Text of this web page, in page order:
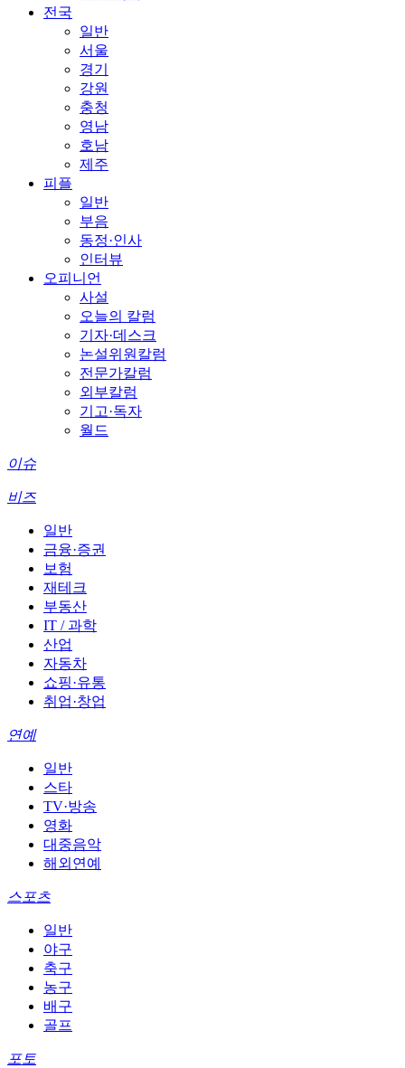
전국
일반
서울
경기
강원
충청
영남
호남
제주
피플
일반
부음
동정·인사
인터뷰
오피니언
사설
오늘의 칼럼
기자·데스크
논설위원칼럼
전문가칼럼
외부칼럼
기고·독자
월드
이슈
비즈
일반
금융·증권
보험
재테크
부동산
IT / 과학
산업
자동차
쇼핑·유통
취업·창업
연예
일반
스타
TV·방송
영화
대중음악
해외연예
스포츠
일반
야구
축구
농구
배구
골프
포토